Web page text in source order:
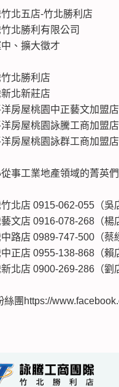
北五店-竹北勝利店
北勝利有限公司
、擴大徵才
北勝利店
北新莊店
房屋桃園中正藝文加盟店
房屋桃園詠騰工商加盟店
房屋桃園詠群工商加盟店
事工業地產領域的菁英
北店 0915-062-055（吳
文店 0916-078-268（楊
路店 0989-747-500（蔡
正店 0955-138-868（賴
北店 0900-269-286（劉
絲團https://